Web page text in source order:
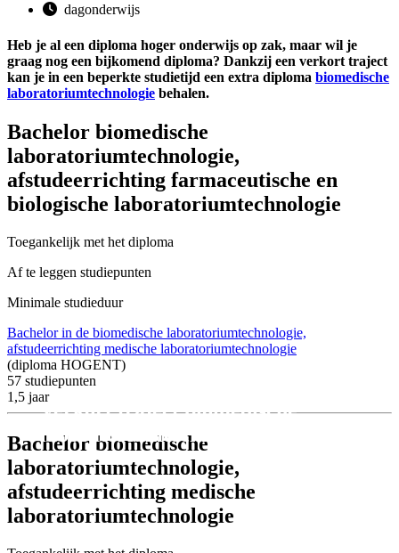
Verkort traject biomedische
laboratoriumtechnologie.
dagonderwijs
Heb je al een diploma hoger onderwijs op zak, maar wil je
graag nog een bijkomend diploma? Dankzij een verkort traject
kan je in een beperkte studietijd een extra diploma biomedische
laboratoriumtechnologie behalen.
Bachelor biomedische
laboratoriumtechnologie,
afstudeerrichting farmaceutische en
biologische laboratoriumtechnologie
Toegankelijk met het diploma
Af te leggen studiepunten
Minimale studieduur
Bachelor in de biomedische laboratoriumtechnologie,
afstudeerrichting medische laboratoriumtechnologie
(diploma HOGENT)
57 studiepunten
1,5 jaar
Bachelor biomedische
laboratoriumtechnologie,
afstudeerrichting medische
laboratoriumtechnologie